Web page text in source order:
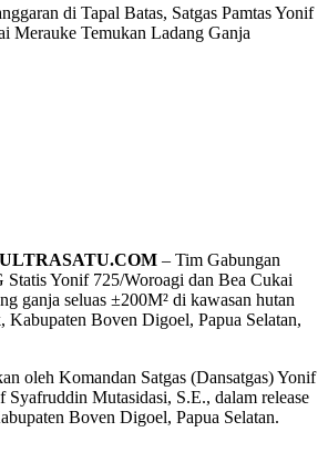
di Tapal Batas, Satgas Pamtas Yonif
Merauke Temukan Ladang Ganja
– Tim Gabungan
Statis Yonif 725/Woroagi dan Bea Cukai
ganja seluas ±200M² di kawasan hutan
Boven Digoel, Papua Selatan,
oleh Komandan Satgas (Dansatgas) Yonif
Mutasidasi, S.E., dalam release
Boven Digoel, Papua Selatan.